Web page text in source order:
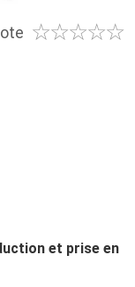
☆☆☆☆☆
★★★★★
et prise en